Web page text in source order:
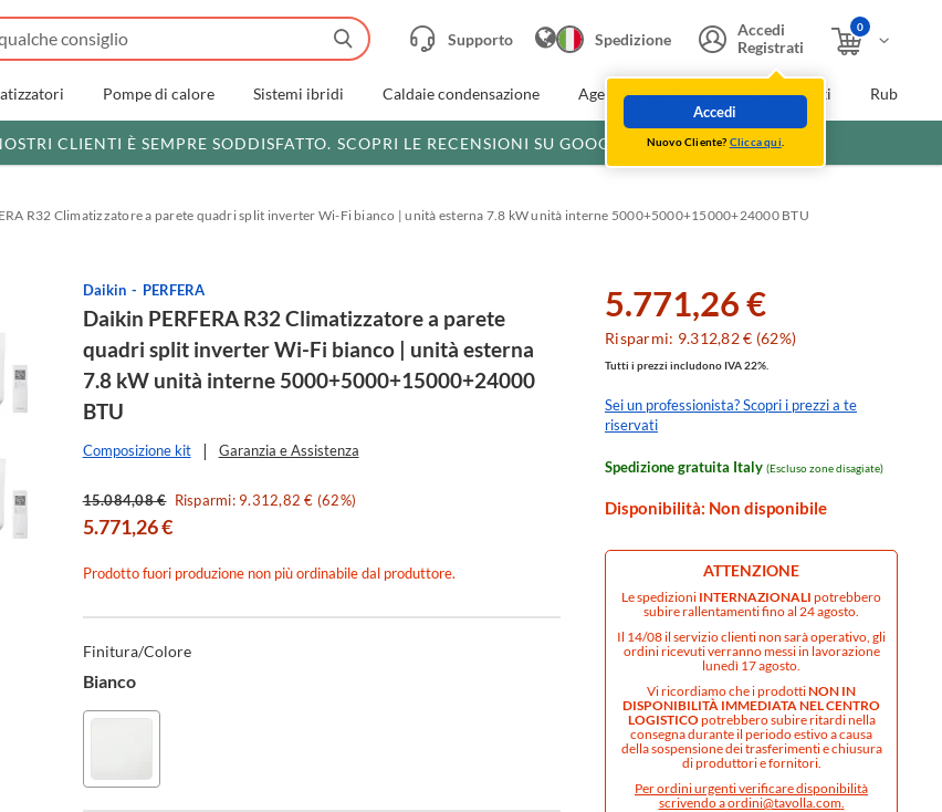
Supporto Spedizione
Accedi
Registrati
Accedi
Nuovo Cliente? Clicca qui
0
Pompe di calore Sistemi ibridi Caldaie condensazione Agevolazioni fiscali Extra Sconti
CLIENTI È SEMPRE SODDISFATTO. SCOPRI LE RECENSIONI SU GOOGLE
R32 Climatizzatore a parete quadri split inverter Wi-Fi bianco | unità esterna 7.8 kW unità interne 5000+5000+15000+24000 BTU
Daikin PERFERA
Daikin PERFERA R32 Climatizzatore a parete
quadri split inverter Wi-Fi bianco | unità esterna
7.8 kW unità interne 5000+5000+15000+24000
BTU
Composizione kit Garanzia e Assistenza
5.771,26 €
15.084,08 € Risparmi: 9.312,82 € (62%)
Prodotto fuori produzione non più ordinabile dal produttore.
Specifiche
Tecniche
Finitura/Colore
Bianco
5.771,26 €
Risparmi: 9.312,82 € (62%)
Tutti i prezzi includono IVA 22%.
Sei un professionista? Scopri i prezzi a te
riservati
Spedizione gratuita Italy (Escluso zone disagiate)
Disponibilità: Non disponibile
ATTENZIONE
Le spedizioni INTERNAZIONALI potrebbero
subire rallentamenti fino al 24 agosto.
Il 14/08 il servizio clienti non sarà operativo, gli
ordini ricevuti verranno messi in lavorazione
lunedì 17 agosto.
Vi ricordiamo che i prodottiNON IN
DISPONIBILITÀ IMMEDIATA NEL CENTRO
LOGISTICOpotrebbero subire ritardi nella
consegna durante il periodo estivo a causa
della sospensione dei trasferimenti e chiusura
di produttori e fornitori.
Per ordini urgenti verificare disponibilità
scrivendo aordini@tavolla.com.